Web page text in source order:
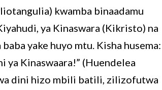
kwamba binaadamu
ya Kinaswara (Kikristo) na
yake huyo mtu. Kisha husema:
ya Kinaswaara!” (Huendelea
dini hizo mbili batili, zilizofutwa